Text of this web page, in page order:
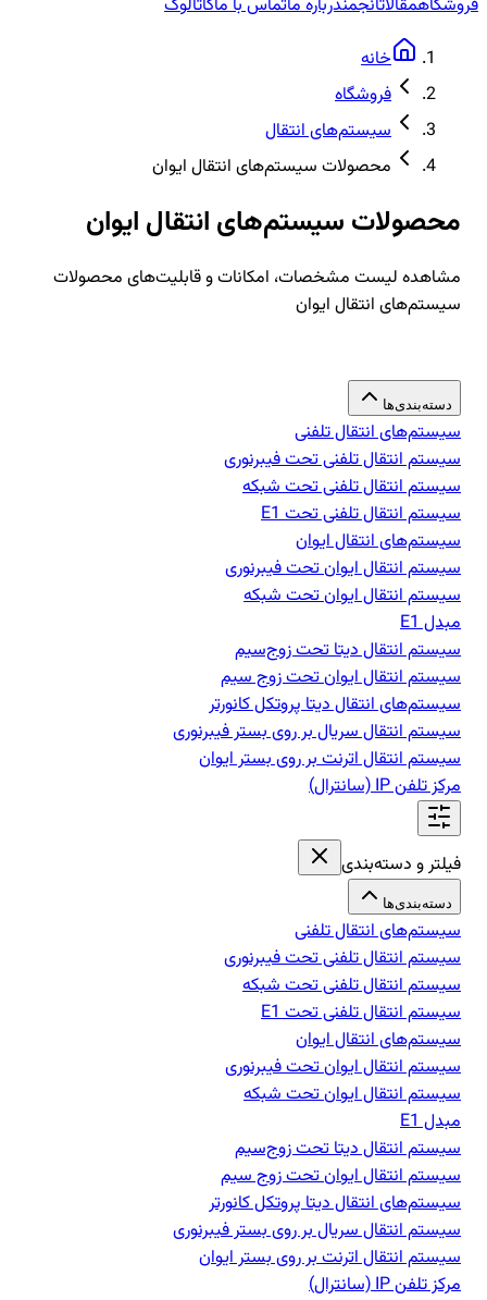
فروشگاهمقالاتانجمندرباره ماتماس با ماکاتالوگ
خانه
فروشگاه
سیستم‌های انتقال
محصولات سیستم‌های انتقال ایوان
محصولات سیستم‌های انتقال ایوان
مشاهده لیست مشخصات، امکانات و قابلیت‌های محصولات
سیستم‌های انتقال ایوان
دسته‌بندی‌ها
سیستم‌های انتقال تلفنی
سیستم انتقال تلفنی تحت فیبرنوری
سیستم انتقال تلفنی تحت شبکه
سیستم انتقال تلفنی تحت E1
سیستم‌های انتقال ایوان
سیستم انتقال ایوان تحت فیبرنوری
سیستم انتقال ایوان تحت شبکه
مبدل E1
سیستم انتقال دیتا تحت زوج‌سیم
سیستم انتقال ایوان تحت زوج سیم
سیستم‌های انتقال دیتا پروتکل کانورتر
سیستم انتقال سریال بر روی بستر فیبرنوری
سیستم انتقال اترنت بر روی بستر ایوان
مرکز تلفن IP‌ (سانترال)
فیلتر و دسته‌بندی
دسته‌بندی‌ها
سیستم‌های انتقال تلفنی
سیستم انتقال تلفنی تحت فیبرنوری
سیستم انتقال تلفنی تحت شبکه
سیستم انتقال تلفنی تحت E1
سیستم‌های انتقال ایوان
سیستم انتقال ایوان تحت فیبرنوری
سیستم انتقال ایوان تحت شبکه
مبدل E1
سیستم انتقال دیتا تحت زوج‌سیم
سیستم انتقال ایوان تحت زوج سیم
سیستم‌های انتقال دیتا پروتکل کانورتر
سیستم انتقال سریال بر روی بستر فیبرنوری
سیستم انتقال اترنت بر روی بستر ایوان
مرکز تلفن IP‌ (سانترال)